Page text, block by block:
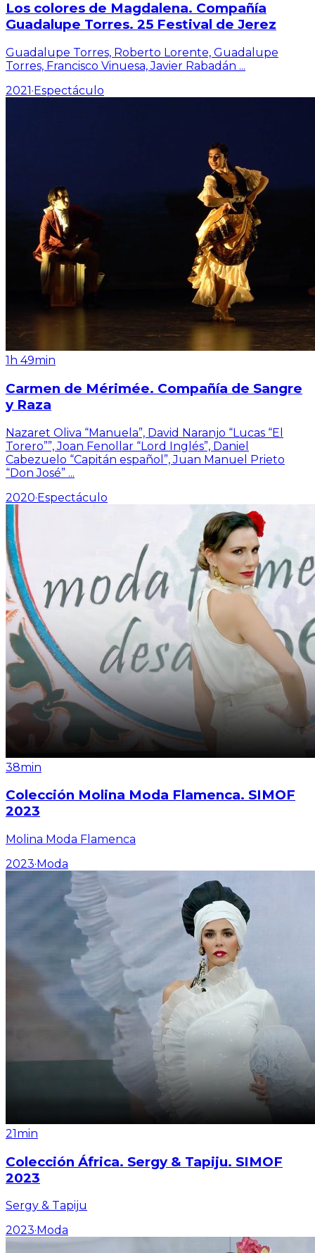
Los colores de Magdalena. Compañía
Guadalupe Torres. 25 Festival de Jerez
Guadalupe Torres, Roberto Lorente, Guadalupe
Torres, Francisco Vinuesa, Javier Rabadán ...
2021·Espectáculo
1h 49min
Carmen de Mérimée. Compañía de Sangre
y Raza
Nazaret Oliva “Manuela”, David Naranjo “Lucas “El
Torero””, Joan Fenollar “Lord Inglés”, Daniel
Cabezuelo “Capitán español”, Juan Manuel Prieto
“Don José” ...
2020·Espectáculo
38min
Colección Molina Moda Flamenca. SIMOF
2023
Molina Moda Flamenca
2023·Moda
21min
Colección África. Sergy & Tapiju. SIMOF
2023
Sergy & Tapiju
2023· Moda